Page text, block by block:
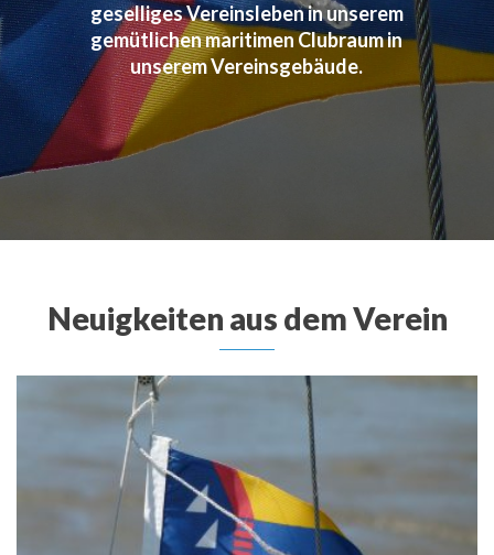
geselliges Vereinsleben in unserem
gemütlichen maritimen Clubraum in
unserem Vereinsgebäude.
Neuigkeiten aus dem Verein